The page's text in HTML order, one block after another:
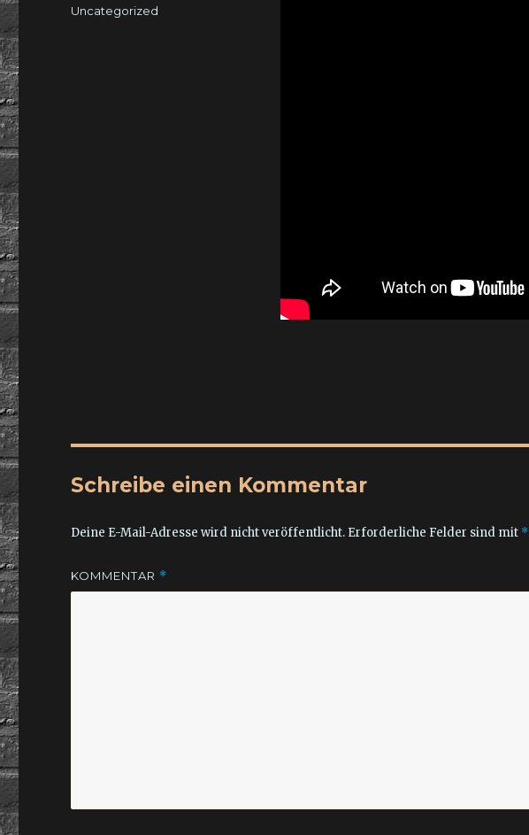
Kategorien
Uncategorized
Schreibe einen Kommentar
Deine E-Mail-Adresse wird nicht veröffentlicht. Erforderliche Felder sind mit *
KOMMENTAR *